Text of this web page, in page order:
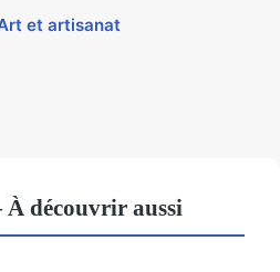
et artisanat
découvrir aussi